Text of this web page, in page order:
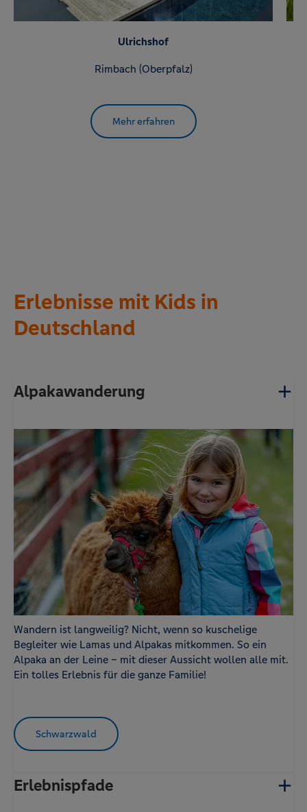
Ulrichshof
Rimbach (Oberpfalz)
Mehr erfahren
Erlebnisse mit Kids in
Deutschland
Alpakawanderung
Wandern ist langweilig? Nicht, wenn so kuschelige
Begleiter wie Lamas und Alpakas mitkommen. So ein
Alpaka an der Leine – mit dieser Aussicht wollen alle mit.
Ein tolles Erlebnis für die ganze Familie!
Schwarzwald
Erlebnispfade